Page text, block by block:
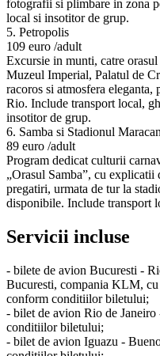
fotografii si plimbare in zona
local si insotitor de grup.
5. Petropolis
109 euro /adult
Excursie in munti, catre
Muzeul Imperial, Palatul de
racoros si atmosfera
Rio. Include transport local,
insotitor de grup.
6. Samba si Stadionul
89 euro /adult
Program dedicat culturii
„Orasul Samba”, cu explicatii
pregatiri, urmata de tur la
disponibile. Include transport
Servicii incluse
- bilete de avion Bucuresti -
Bucuresti, compania KLM, cu
conform conditiilor biletului;
- bilet de avion Rio de
conditiilor biletului;
- bilet de avion Iguazu -